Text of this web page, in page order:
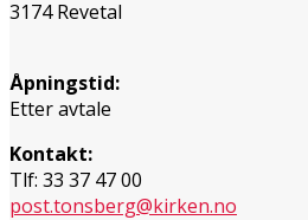
3174 Revetal
Åpningstid:
Etter avtale
Kontakt:
Tlf: 33 37 47 00
post.tonsberg@kirken.no